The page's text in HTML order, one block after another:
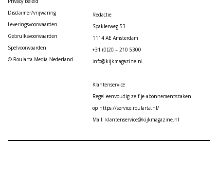
Disclaimer/vrijwaring
Leveringsvoorwaarden
Gebruiksvoorwaarden
Spelvoorwaarden
© Roularta Media Nederland
Redactie
Spaklerweg 53
1114 AE Amsterdam
+31 (0)20 – 210 5300
info@kijkmagazine.nl
Klantenservice
Regel eenvoudig zelf je abonnementszaken
op https://service.roularta.nl/
Mail: klantenservice@kijkmagazine.nl